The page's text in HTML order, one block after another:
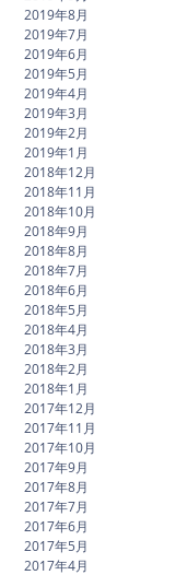
2019年8月
2019年7月
2019年6月
2019年5月
2019年4月
2019年3月
2019年2月
2019年1月
2018年12月
2018年11月
2018年10月
2018年9月
2018年8月
2018年7月
2018年6月
2018年5月
2018年4月
2018年3月
2018年2月
2018年1月
2017年12月
2017年11月
2017年10月
2017年9月
2017年8月
2017年7月
2017年6月
2017年5月
2017年4月